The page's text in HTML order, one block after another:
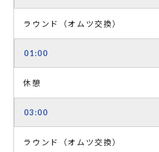
ラウンド（オムツ交換）
01:00
休憩
03:00
ラウンド（オムツ交換）